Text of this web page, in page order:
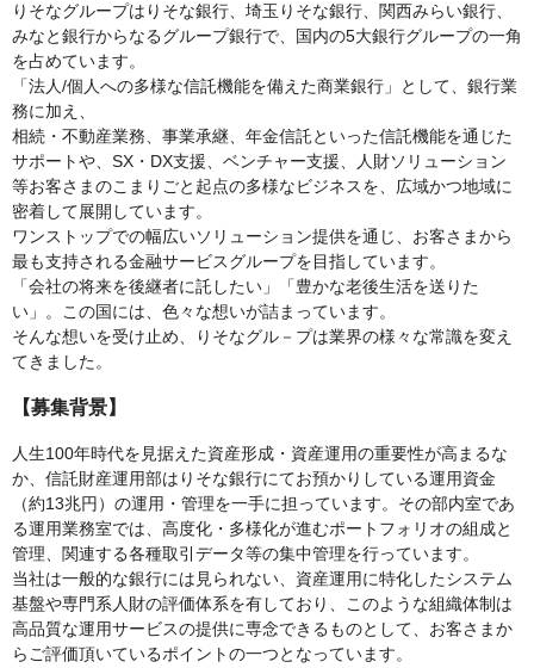
りそなグループはりそな銀行、埼玉りそな銀行、関西みらい銀行、
みなと銀行からなるグループ銀行で、国内の5大銀行グループの一角
を占めています。
「法人/個人への多様な信託機能を備えた商業銀行」として、銀行業
務に加え、
相続・不動産業務、事業承継、年金信託といった信託機能を通じた
サポートや、SX・DX支援、ベンチャー支援、人財ソリューション
等お客さまのこまりごと起点の多様なビジネスを、広域かつ地域に
密着して展開しています。
ワンストップでの幅広いソリューション提供を通じ、お客さまから
最も支持される金融サービスグループを目指しています。
「会社の将来を後継者に託したい」「豊かな老後生活を送りた
い」。この国には、色々な想いが詰まっています。
そんな想いを受け止め、りそなグル－プは業界の様々な常識を変え
てきました。
【募集背景】
人生100年時代を見据えた資産形成・資産運用の重要性が高まるな
か、信託財産運用部はりそな銀行にてお預かりしている運用資金
（約13兆円）の運用・管理を一手に担っています。その部内室であ
る運用業務室では、高度化・多様化が進むポートフォリオの組成と
管理、関連する各種取引データ等の集中管理を行っています。
当社は一般的な銀行には見られない、資産運用に特化したシステム
基盤や専門系人財の評価体系を有しており、このような組織体制は
高品質な運用サービスの提供に専念できるものとして、お客さまか
らご評価頂いているポイントの一つとなっています。